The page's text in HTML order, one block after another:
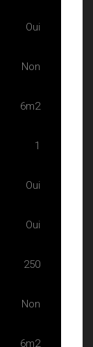
Oui
Non
6m2
1
Oui
Oui
250
Non
6m2